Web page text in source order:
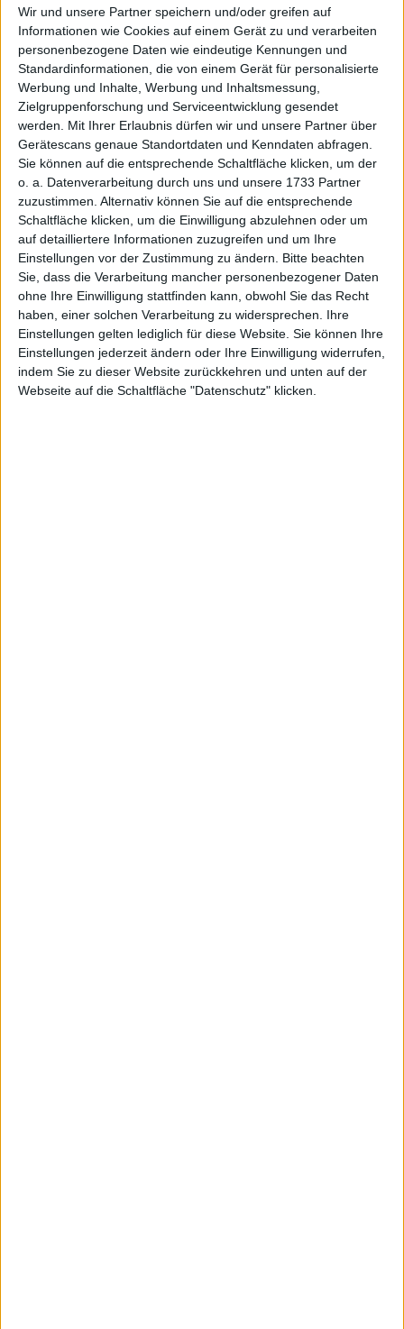
Wir und unsere Partner speichern und/oder greifen auf
Informationen wie Cookies auf einem Gerät zu und verarbeiten
personenbezogene Daten wie eindeutige Kennungen und
Standardinformationen, die von einem Gerät für personalisierte
Werbung und Inhalte, Werbung und Inhaltsmessung,
Zielgruppenforschung und Serviceentwicklung gesendet
werden. Mit Ihrer Erlaubnis dürfen wir und unsere Partner über
Gerätescans genaue Standortdaten und Kenndaten abfragen.
Sie können auf die entsprechende Schaltfläche klicken, um der
o. a. Datenverarbeitung durch uns und unsere 1733 Partner
zuzustimmen. Alternativ können Sie auf die entsprechende
Schaltfläche klicken, um die Einwilligung abzulehnen oder um
auf detailliertere Informationen zuzugreifen und um Ihre
Einstellungen vor der Zustimmung zu ändern. Bitte beachten
Sie, dass die Verarbeitung mancher personenbezogener Daten
ohne Ihre Einwilligung stattfinden kann, obwohl Sie das Recht
haben, einer solchen Verarbeitung zu widersprechen. Ihre
Einstellungen gelten lediglich für diese Website. Sie können Ihre
Einstellungen jederzeit ändern oder Ihre Einwilligung widerrufen,
indem Sie zu dieser Website zurückkehren und unten auf der
Webseite auf die Schaltfläche "Datenschutz" klicken.
Wählen Sie aus der Menüführung den für Ihr Anliegen geeigneten
Vergleichsrechner aus.
Das Angebot wird von unserem Partner 'FinanceADs' bereitgestellt.
Informationen zur Aktualität der Daten finden Sie im unteren Bereich dieser
Ansicht. Bitte beachten Sie: Die Informationen sind nur für Personen mit
Wohnsitz in Deutschland und Personen, die Konten bei deutschen
Finanzinstituten beantragen können, relevant. Bestimmte Informationen
sind nur in deutscher Sprache verfügbar.
Robo Advisors
Wertpapierdepots
Festgeld
Girokonten
Kreditkarten